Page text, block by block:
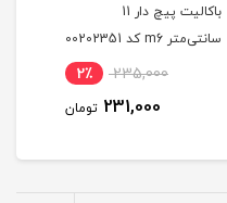
باکالیت پیچ دار 11
سانتی‌متر m6 کد 00202351
235,000 2٪
231,000 تومان